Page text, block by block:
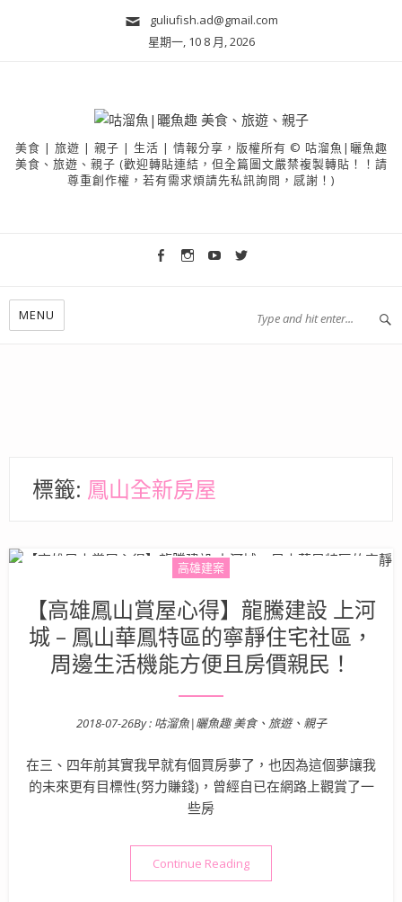
guliufish.ad@gmail.com
星期一, 10 8 月, 2026
美食 | 旅遊 | 親子 | 生活 | 情報分享，版權所有 © 咕溜魚|曬魚趣
美食、旅遊、親子 (歡迎轉貼連結，但全篇圖文嚴禁複製轉貼！！請
尊重創作權，若有需求煩請先私訊詢問，感謝！)
MENU
標籤: 鳳山全新房屋
高雄建案
【高雄鳳山賞屋心得】龍騰建設 上河
城 – 鳳山華鳳特區的寧靜住宅社區，
周邊生活機能方便且房價親民！
Posted on
2018-07-26By : 咕溜魚|曬魚趣 美食、旅遊、親子
在三、四年前其實我早就有個買房夢了，也因為這個夢讓我
的未來更有目標性(努力賺錢)，曾經自已在網路上觀賞了一
些房
Continue Reading“【高雄鳳山賞屋心得】龍騰